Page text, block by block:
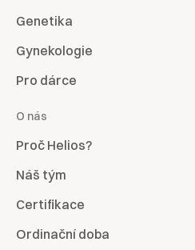
Genetika
Gynekologie
Pro dárce
O nás
Proč Helios?
Náš tým
Certifikace
Ordinační doba